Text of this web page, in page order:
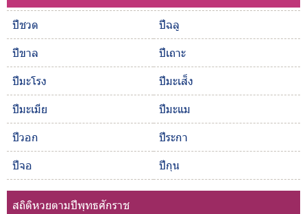
ปีชวด
ปีฉลู
ปีขาล
ปีเถาะ
ปีมะโรง
ปีมะเส็ง
ปีมะเมีย
ปีมะแม
ปีวอก
ปีระกา
ปีจอ
ปีกุน
สถิติหวยตามปีพุทธศักราช